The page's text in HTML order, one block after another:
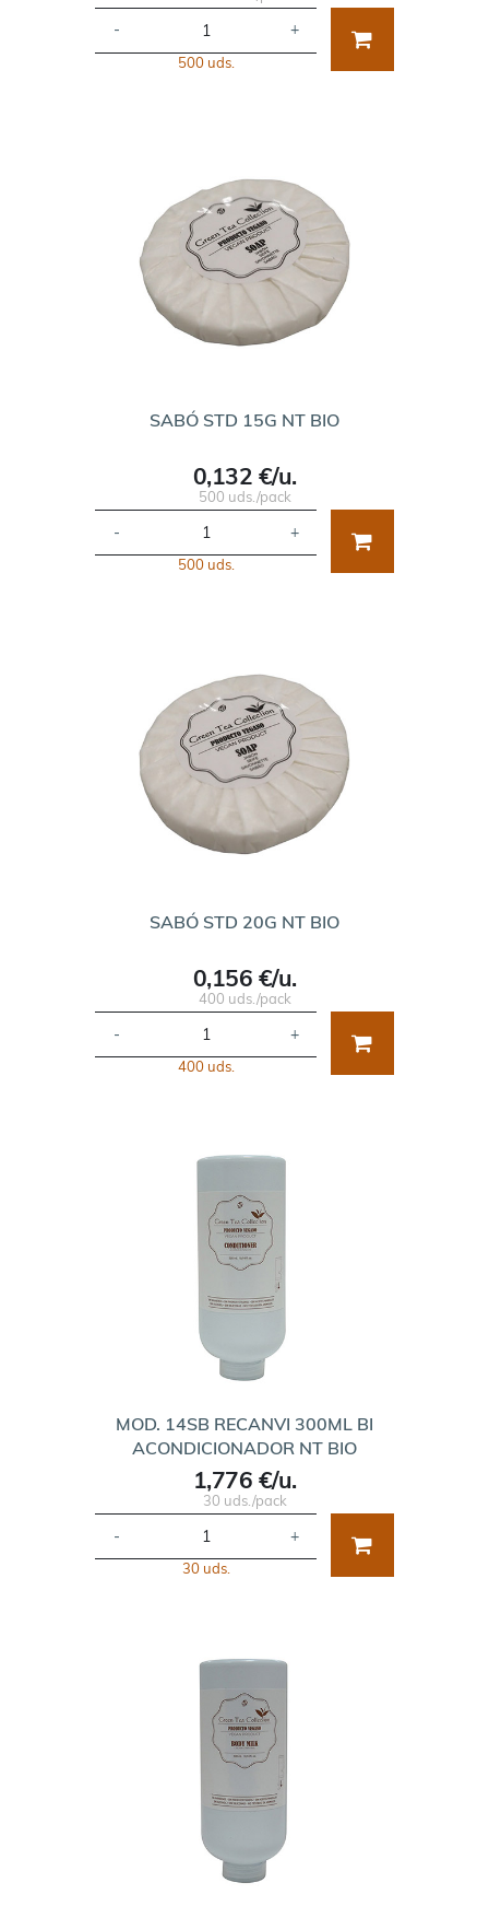
- +
500 uds.
SABÓ STD 15G NT BIO
0,132 €/u.
500 uds./pack
- +
500 uds.
SABÓ STD 20G NT BIO
0,156 €/u.
400 uds./pack
- +
400 uds.
MOD. 14SB RECANVI 300ML BI
ACONDICIONADOR NT BIO
1,776 €/u.
30 uds./pack
- +
30 uds.